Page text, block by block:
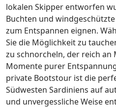
lokalen Skipper entworfen
Buchten und
zum Entspannen eignen.
Sie die Möglichkeit zu
zu schnorcheln, der reich an
Momente purer
private Bootstour ist die
Südwesten Sardiniens auf
und unvergessliche Weise